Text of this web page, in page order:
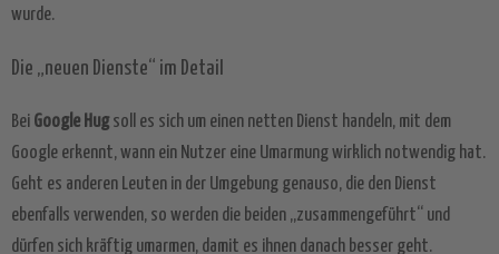
wurde.
Die „neuen Dienste“ im Detail
Bei Google Hugsoll es sich um einen netten Dienst handeln, mit dem
Google erkennt, wann ein Nutzer eine Umarmung wirklich notwendig hat.
Geht es anderen Leuten in der Umgebung genauso, die den Dienst
ebenfalls verwenden, so werden die beiden „zusammengeführt“ und
dürfen sich kräftig umarmen, damit es ihnen danach besser geht.